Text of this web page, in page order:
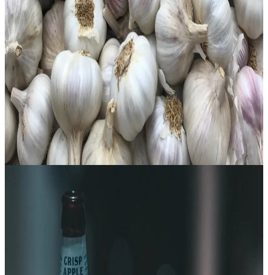
Ajo Lactofermentado
4 weeks
Principiante